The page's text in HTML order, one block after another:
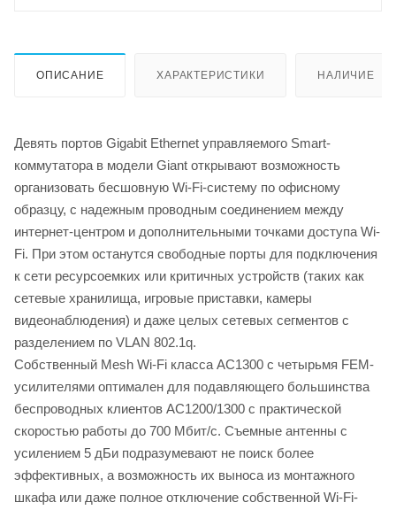
ОПИСАНИЕ ХАРАКТЕРИСТИКИ НАЛИЧИЕ
Девять портов Gigabit Ethernet управляемого Smart-
коммутатора в модели Giant открывают возможность
организовать бесшовную Wi-Fi-систему по офисному
образцу, с надежным проводным соединением между
интернет-центром и дополнительными точками доступа Wi-
Fi. При этом останутся свободные порты для подключения
к сети ресурсоемких или критичных устройств (таких как
сетевые хранилища, игровые приставки, камеры
видеонаблюдения) и даже целых сетевых сегментов с
разделением по VLAN 802.1q.
Собственный Mesh Wi-Fi класса AC1300 с четырьмя FEM-
усилителями оптимален для подавляющего большинства
беспроводных клиентов AC1200/1300 с практической
скоростью работы до 700 Мбит/с. Съемные антенны с
усилением 5 дБи подразумевают не поиск более
эффективных, а возможность их выноса из монтажного
шкафа или даже полное отключение собственной Wi-Fi-